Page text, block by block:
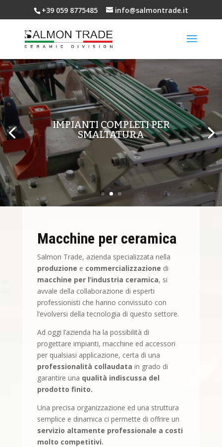
+39 059 8775485 info@salmontrade.it
IMPIANTI COMPLETI PER
SMALTATURA
Macchine per ceramica
Salmon Trade, azienda specializzata nella
produzione e commercializzazione di
macchine per l’industria ceramica, si
avvale della collaborazione di esperti
professionisti che hanno convissuto con
l’evolversi della tecnologia di questo settore.
Ad oggi l’azienda ha la possibilità di
progettare impianti, macchine ed accessori
per qualsiasi applicazione, certa di una
professionalità collaudata in grado di
garantire una qualità indiscussa del
prodotto finito.
Una precisa organizzazione ed una struttura
semplice e dinamica ci permette di offrire un
servizio altamente professionale a costi
molto competitivi.